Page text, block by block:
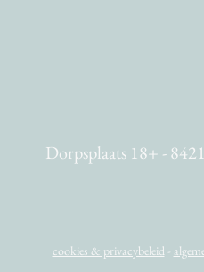
Dorpsplaats 18+ -
cookies & privacybeleid -